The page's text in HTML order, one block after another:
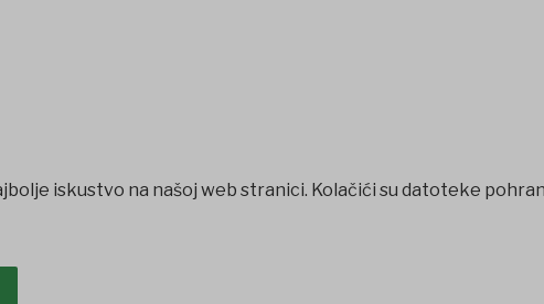
iskustvo na našoj web stranici. Kolačići su datoteke